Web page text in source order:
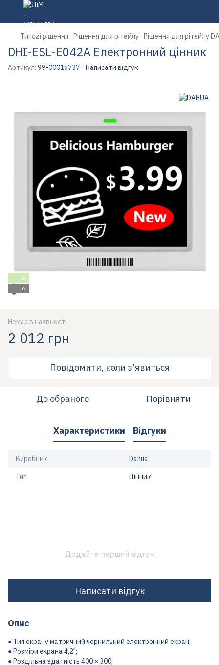
Типові рішення Рішення для рітейлу Рішення для рітейлу
DHI-ESL-E042A Електронний цінник
Артикул: 99-00016737 Написати відгук
6
6
Немає в наявності
2 012 грн
Повідомити, коли з'явиться
До обраного Порівняти
Характеристики Відгуки
Виробник Dahua
Тип Цінник
Додайте перший відгук
Написати відгук
Опис
● Тип екрану матричний чорнильний електронний екран;
● Розміри екрана 4,2";
● Роздільна здатність 400 × 300;